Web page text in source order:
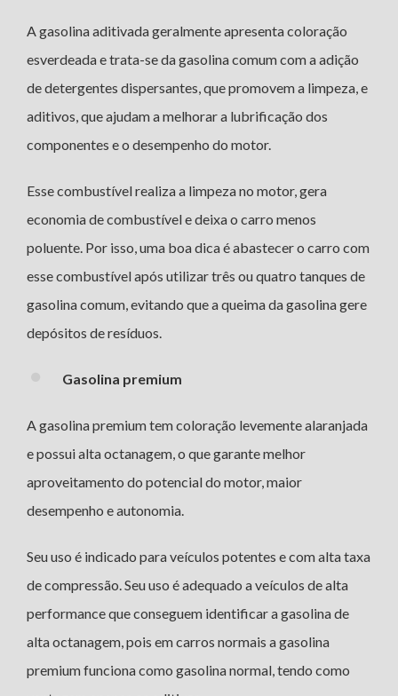
A gasolina aditivada geralmente apresenta coloração
esverdeada e trata-se da gasolina comum com a adição
de detergentes dispersantes, que promovem a limpeza, e
aditivos, que ajudam a melhorar a lubrificação dos
componentes e o desempenho do motor.
Esse combustível realiza a limpeza no motor, gera
economia de combustível e deixa o carro menos
poluente. Por isso, uma boa dica é abastecer o carro com
esse combustível após utilizar três ou quatro tanques de
gasolina comum, evitando que a queima da gasolina gere
depósitos de resíduos.
Gasolina premium
A gasolina premium tem coloração levemente alaranjada
e possui alta octanagem, o que garante melhor
aproveitamento do potencial do motor, maior
desempenho e autonomia.
Seu uso é indicado para veículos potentes e com alta taxa
de compressão. Seu uso é adequado a veículos de alta
performance que conseguem identificar a gasolina de
alta octanagem, pois em carros normais a gasolina
premium funciona como gasolina normal, tendo como